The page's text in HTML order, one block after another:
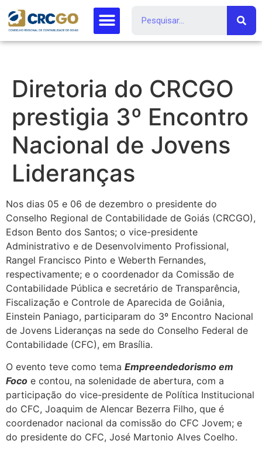
Diretoria do CRCGO
prestigia 3º Encontro
Nacional de Jovens
Lideranças
Nos dias 05 e 06 de dezembro o presidente do
Conselho Regional de Contabilidade de Goiás (CRCGO),
Edson Bento dos Santos; o vice-presidente
Administrativo e de Desenvolvimento Profissional,
Rangel Francisco Pinto e Weberth Fernandes,
respectivamente; e o coordenador da Comissão de
Contabilidade Pública e secretário de Transparência,
Fiscalização e Controle de Aparecida de Goiânia,
Einstein Paniago, participaram do 3º Encontro Nacional
de Jovens Lideranças na sede do Conselho Federal de
Contabilidade (CFC), em Brasília.
O evento teve como tema Empreendedorismo em
Foco e contou, na solenidade de abertura, com a
participação do vice-presidente de Política Institucional
do CFC, Joaquim de Alencar Bezerra Filho, que é
coordenador nacional da comissão do CFC Jovem; e
do presidente do CFC, José Martonio Alves Coelho.